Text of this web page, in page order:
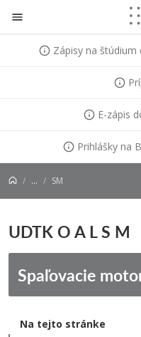
Prejsť na obsah
Zápisy na štúdium
E-zápis
Prihlášky na
... SM
UDTK O A L S M
Spaľovacie
Na tejto stránke